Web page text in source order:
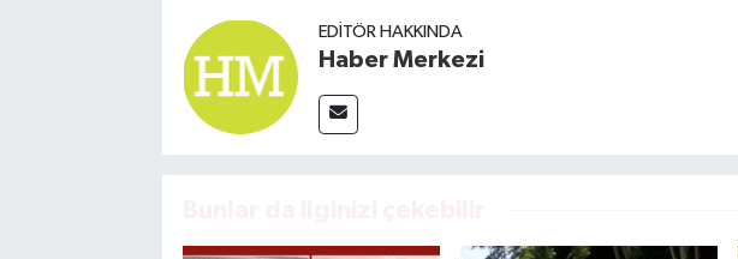
EDITÖR HAKKINDA
Haber Merkezi